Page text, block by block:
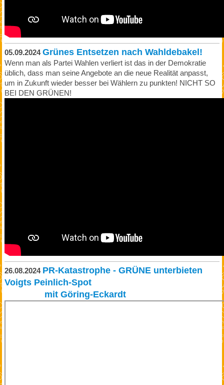
05.09.2024Grünes Entsetzen nach Wahldebakel!
Wenn man als Partei Wahlen verliert ist das in der Demokratie
üblich, dass man seine Angebote an die neue Realität anpasst,
um in Zukunft wieder besser bei Wählern zu punkten! NICHT SO
BEI DEN GRÜNEN!
26.08.2024 PR-Katastrophe - GRÜNE unterbieten
Voigts Peinlich-Spot
mit Göring-Eckardt